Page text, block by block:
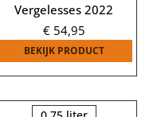
Vergelesses 2022
€54,95
BEKIJK PRODUCT